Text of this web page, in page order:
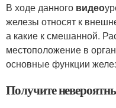
В ходе данного видео
железы относят к
а какие к смешанной.
местоположение в
основные функции
Получите